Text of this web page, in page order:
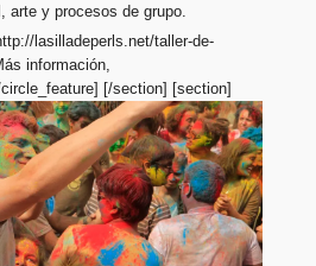
arte y procesos de grupo.
lasilladeperls.net/taller-de-
información,
[/section] [section]